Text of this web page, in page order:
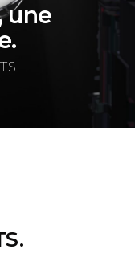
une